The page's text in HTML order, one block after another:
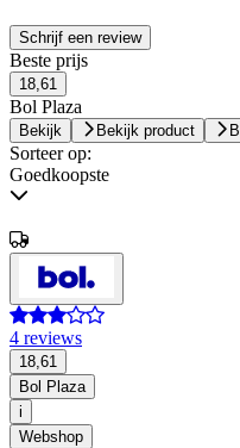
Schrijf een review
Beste prijs
18,61
Bol Plaza
Bekijk Bekijk product
Sorteer op:
Goedkoopste
4 reviews
18,61
Bol Plaza
i
Webshop